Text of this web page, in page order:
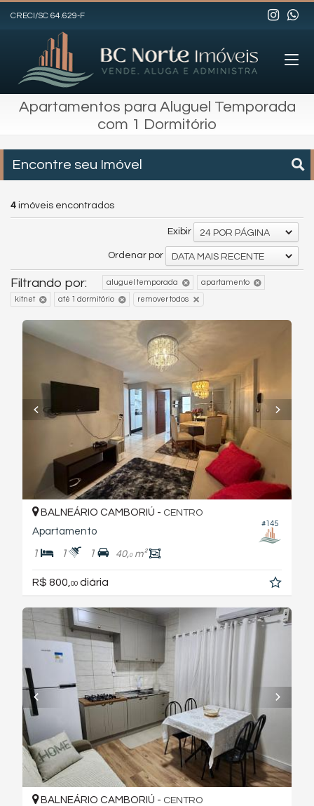
CRECI/SC 64.629-F
Apartamentos para Aluguel Temporada
com 1 Dormitório
Encontre seu Imóvel
4 imóveis encontrados
Exibir 24 POR PÁGINA
Ordenar por DATA MAIS RECENTE
Filtrando por: aluguel temporada apartamento
kitnet até 1 dormitório remover todos
#145
BALNEÁRIO CAMBORIÚ - CENTRO
Apartamento
1 1 1 40,0m²
R$ 800, 00 diária
BALNEÁRIO CAMBORIÚ - CENTRO